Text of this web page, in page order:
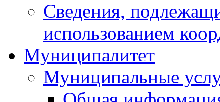
Сведения,
использованием
Муниципалитет
Муниципальные